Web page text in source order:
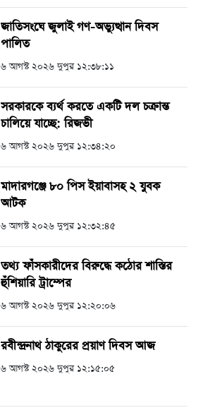
জাতিসংঘে জুলাই গণ-অভ্যুত্থান দিবস
পালিত
৬ আগস্ট ২০২৬ দুপুর ১২:৩৮:১১
সরকারকে ব্যর্থ করতে একটি দল চক্রান্ত
চালিয়ে যাচ্ছে: রিজভী
৬ আগস্ট ২০২৬ দুপুর ১২:৩৪:২০
মাদারগঞ্জে ৮০ পিস ইয়াবাসহ ২ যুবক
আটক
৬ আগস্ট ২০২৬ দুপুর ১২:৩২:৪৫
তথ্য ফাঁসকারীদের বিরুদ্ধে কঠোর শাস্তির
হুঁশিয়ারি ট্রাম্পের
৬ আগস্ট ২০২৬ দুপুর ১২:২০:০৬
রবীন্দ্রনাথ ঠাকুরের প্রয়াণ দিবস আজ
৬ আগস্ট ২০২৬ দুপুর ১২:১৫:০৫